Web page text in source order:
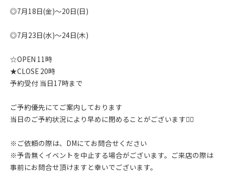
◎7月18日(金)〜20日(日)
◎7月23日(水)〜24日(木)
☆OPEN 11時
★CLOSE 20時
予約受付 当日17時まで
ご予約優先にてご案内しております
当日のご予約状況により早めに閉めることがございます🙇‍♂️
※ご依頼の際は、DMにてお問合せください
※予告無くイベントを中止する場合がございます。ご来店の際は
事前にお問合せ頂けますと幸いでございます。